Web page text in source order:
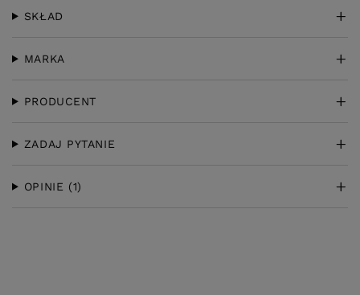
SKŁAD
MARKA
PRODUCENT
ZADAJ PYTANIE
OPINIE (1)